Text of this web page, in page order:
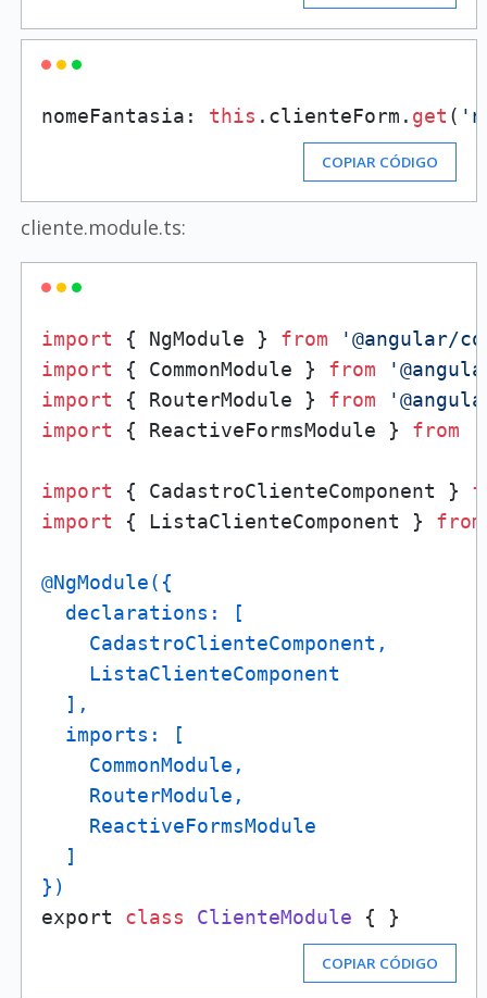
nomeFantasia: this .clienteForm. get (
COPIAR CÓDIGO
cliente.module.ts:
import { NgModule } from
'@angular/
import { CommonModule } from
import { RouterModule } from
import { ReactiveFormsModule } from
import { CadastroClienteComponent }
import { ListaClienteComponent } from
@NgModule( {
  declarations: [
    CadastroClienteComponent,
    ListaClienteComponent
  ],
  imports: [
    CommonModule,
    RouterModule,
    ReactiveFormsModule
  ]
} )
export class ClienteModule
COPIAR CÓDIGO